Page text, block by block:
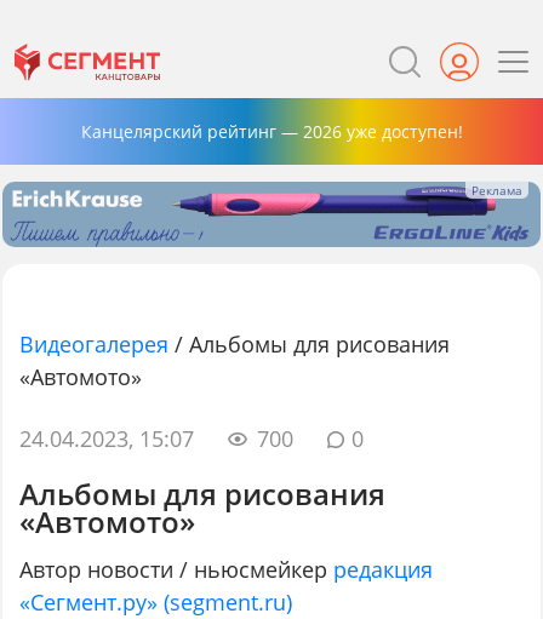
Канцелярский рейтинг — 2026 уже доступен!
Видеогалерея / Альбомы для рисования
«Автомото»
24.04.2023, 15:07 700 0
Альбомы для рисования
«Автомото»
Автор новости / ньюсмейкер редакция
«Сегмент.ру» (segment.ru)